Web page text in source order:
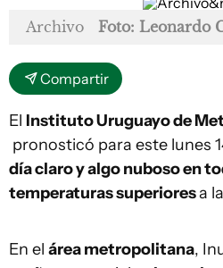
Archivo Foto: Leonardo
Compartir
El Instituto Uruguayo de
pronosticó para este lunes
día claro y algo nuboso en
temperaturas superioresa
En el área metropolitana,